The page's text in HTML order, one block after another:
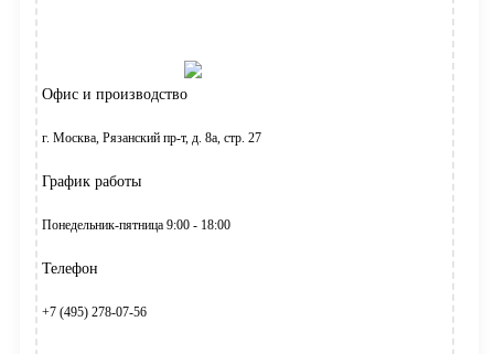
Офис и производство
г. Москва, Рязанский пр-т, д. 8а, стр. 27
График работы
Понедельник-пятница 9:00 - 18:00
Телефон
+7 (495) 278-07-56